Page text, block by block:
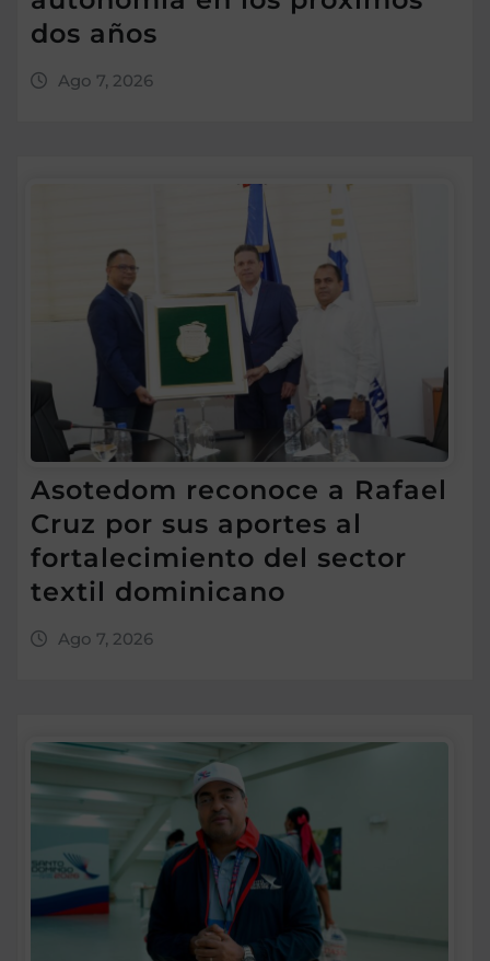
dos años
Ago 7, 2026
Asotedom reconoce a Rafael
Cruz por sus aportes al
fortalecimiento del sector
textil dominicano
Ago 7, 2026